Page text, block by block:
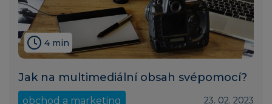
4 min
Jak na multimediální obsah svépomocí?
obchod a marketing 23. 02. 2023